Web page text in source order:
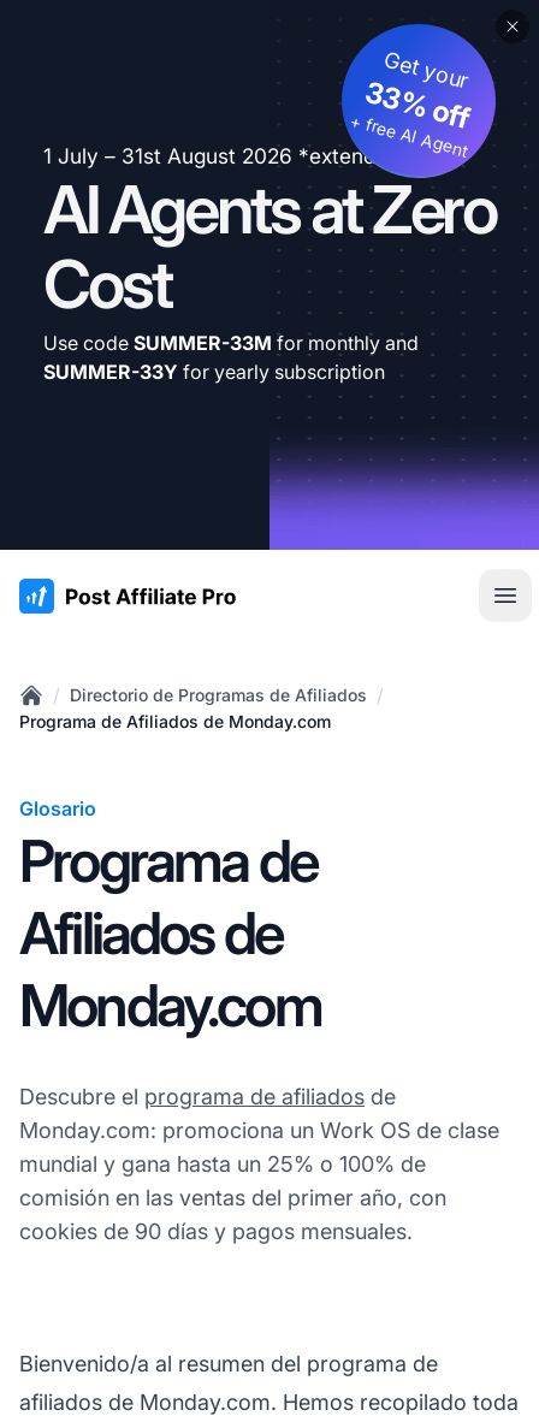
1 July – 31st August 2026 *extended
AI Agents at Zero
Cost
Get your
33% off
+ free AI Agent
Use code SUMMER-33M for monthly and
SUMMER-33Y for yearly subscription
:site.title
Home
/ Directorio de Programas de Afiliados /
Programa de Afiliados de Monday.com
Glosario
Programa de
Afiliados de
Monday.com
Descubre el programa de afiliados de
Monday.com: promociona un Work OS de clase
mundial y gana hasta un 25% o 100% de
comisión en las ventas del primer año, con
cookies de 90 días y pagos mensuales.
Bienvenido/a al resumen del programa de
afiliados de Monday.com. Hemos recopilado toda